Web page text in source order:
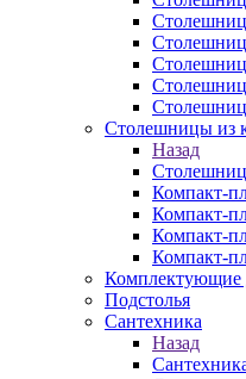
Столешницы из
Назад
Компакт-
Компакт-
Компакт-
Компакт-
Комплектующие
Подстолья
Сантехника
Назад